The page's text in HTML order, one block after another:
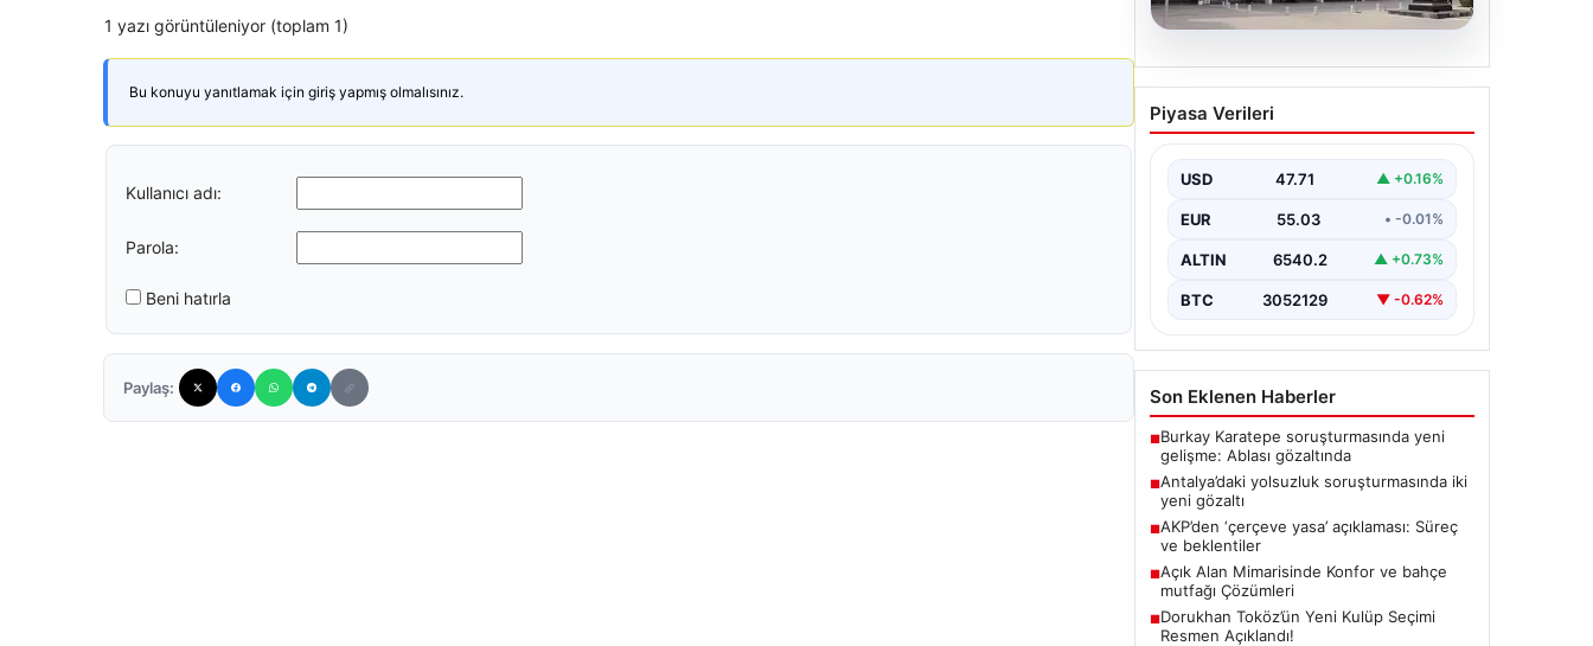
1 yazı görüntüleniyor (toplam 1)
Bu konuyu yanıtlamak için giriş yapmış olmalısınız.
Kullanıcı adı:
Parola:
Beni hatırla
Paylaş:
Antalya’daki yolsuzluk
soruşturmasında iki yeni
Piyasa Verileri
USD 47.71 ▲ +0.16%
EUR 55.03 • -0.01%
ALTIN 6540.2 ▲ +0.73%
BTC 3052129 ▼ -0.62%
Son Eklenen Haberler
■Burkay Karatepe soruşturmasında yeni
gelişme: Ablası gözaltında
■Antalya’daki yolsuzluk soruşturmasında iki
yeni gözaltı
■AKP’den ‘çerçeve yasa’ açıklaması: Süreç
ve beklentiler
■Açık Alan Mimarisinde Konfor ve bahçe
mutfağı Çözümleri
■Dorukhan Toköz’ün Yeni Kulüp Seçimi
Resmen Açıklandı!